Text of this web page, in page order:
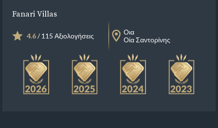
Fanari Villas
4.6/ 115 Αξιολογήσεις
Οια
Οία Σαντορίνης